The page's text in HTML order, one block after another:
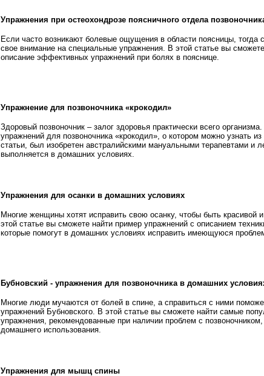
Упражнения при остеохондрозе поясничного отдела
Если часто возникают болевые ощущения в области поясницы, тогда
свое внимание на специальные упражнения. В этой статье вы
описание эффективных упражнений при болях в пояснице.
Упражнение для позвоночника «крокодил»
Здоровый позвоночник – залог здоровья практически всего
упражнений для позвоночника «крокодил», о котором можно узнать
статьи, был изобретен австралийскими мануальными терапевтами и
выполняется в домашних условиях.
Упражнения для осанки в домашних условиях
Многие женщины хотят исправить свою осанку, чтобы быть красивой
этой статье вы сможете найти пример упражнений с описанием
которые помогут в домашних условиях исправить имеющуюся
Бубновский - упражнения для позвоночника в домашних
Многие люди мучаются от болей в спине, а справиться с ними
упражнений Бубновского. В этой статье вы сможете найти самые
упражнения, рекомендованные при наличии проблем с
домашнего использования.
Упражнения для мышц спины